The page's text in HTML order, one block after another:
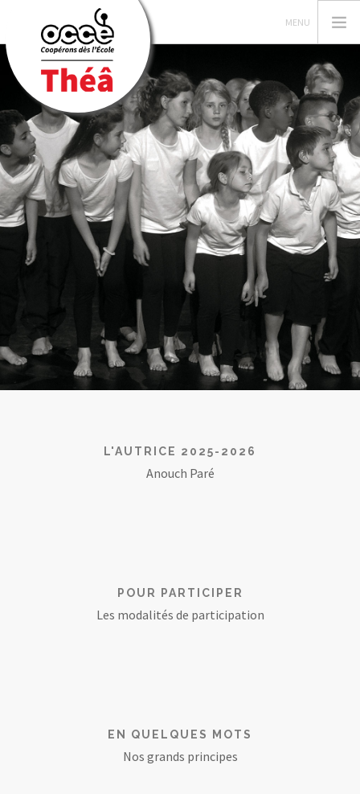
LES AUTEUR·TRICES
RECHERCHER
CONTACT
L'AUTRICE 2025-2026
Anouch Paré
POUR PARTICIPER
Les modalités de participation
EN QUELQUES MOTS
Nos grands principes